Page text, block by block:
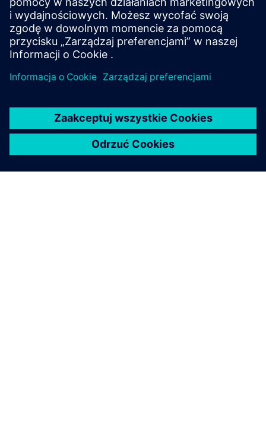
Wsparcie online |Tworzenie nowej prośby o pomoc
techniczną